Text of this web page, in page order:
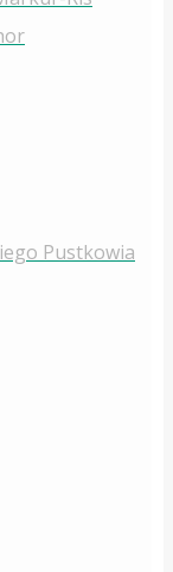
Pustkowia